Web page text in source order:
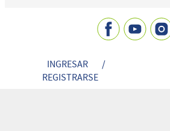
INGRESAR
/
REGISTRARSE